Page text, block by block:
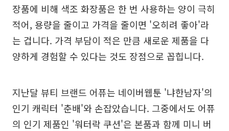
장품에 비해 색조 화장품은 한 번 사용하는 양이 극히
적어, 용량을 줄이고 가격을 줄이면 '오히려 좋아'라
는 겁니다. 가격 부담이 적은 만큼 새로운 제품을 다
양하게 경험할 수 있다는 것도 장점으로 꼽힙니다.
지난달 뷰티 브랜드 어퓨는 네이버웹툰 '냐한남자'의
인기 캐릭터 '춘배'와 손잡았습니다. 그중에서도 어퓨
의 인기 제품인 '워터락 쿠션'은 본품과 함께 미니 버